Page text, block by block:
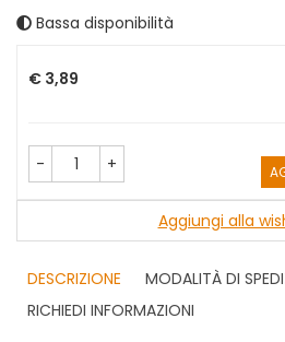
Bassa disponibilità
€ 3,89
- +
Aggiungi alla
DESCRIZIONE
MODALITÀ DI
RICHIEDI INFORMAZIONI